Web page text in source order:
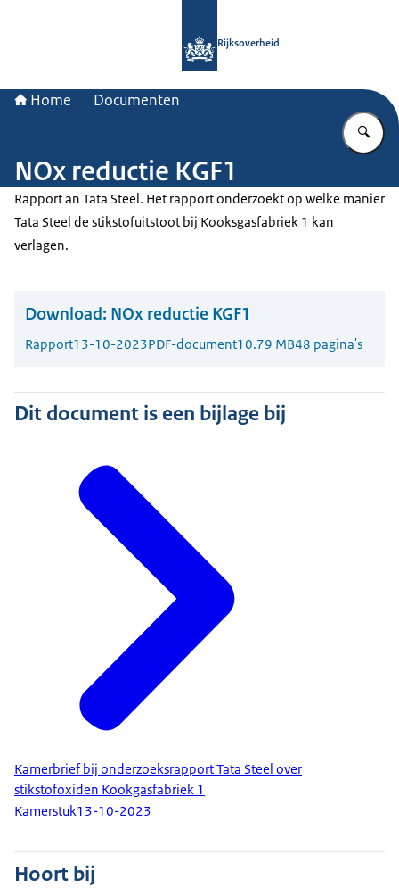
Rijksoverheid
Home Documenten
NOx reductie KGF1
Rapport an Tata Steel. Het rapport onderzoekt op welke manier
Tata Steel de stikstofuitstoot bij Kooksgasfabriek 1 kan
verlagen.
Download: NOx reductie KGF1
Rapport13-10-2023PDF-document10.79 MB48 pagina's
Dit document is een bijlage bij
Kamerbrief bij onderzoeksrapport Tata Steel over
stikstofoxiden Kookgasfabriek 1
Kamerstuk13-10-2023
Hoort bij